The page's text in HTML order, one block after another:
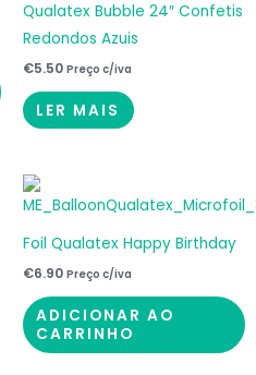
Qualatex Bubble 24″ Confetis
Redondos Azuis
€5.50 Preço c/iva
LER MAIS
Foil Qualatex Happy Birthday
€6.90 Preço c/iva
ADICIONAR AO
CARRINHO